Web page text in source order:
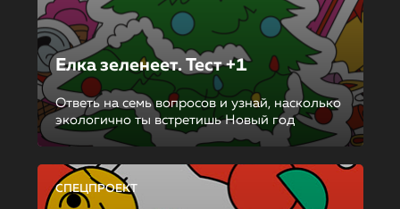
Елка зеленеет. Тест +1
Ответь на семь вопросов и узнай, насколько
экологично ты встретишь Новый год
СПЕЦПРОЕКТ